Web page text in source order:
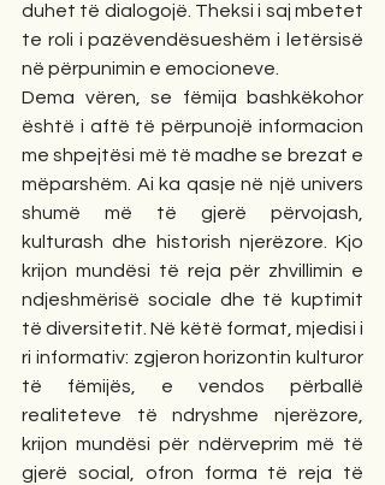
duhet të dialogojë. Theksi i saj mbetet
te roli i pazëvendësueshëm i letërsisë
në përpunimin e emocioneve.
Dema vëren, se fëmija bashkëkohor
është i aftë të përpunojë informacion
me shpejtësi më të madhe se brezat e
mëparshëm. Ai ka qasje në një univers
shumë më të gjerë përvojash,
kulturash dhe historish njerëzore. Kjo
krijon mundësi të reja për zhvillimin e
ndjeshmërisë sociale dhe të kuptimit
të diversitetit. Në këtë format, mjedisi i
ri informativ: zgjeron horizontin kulturor
të fëmijës, e vendos përballë
realiteteve të ndryshme njerëzore,
krijon mundësi për ndërveprim më të
gjerë social, ofron forma të reja të